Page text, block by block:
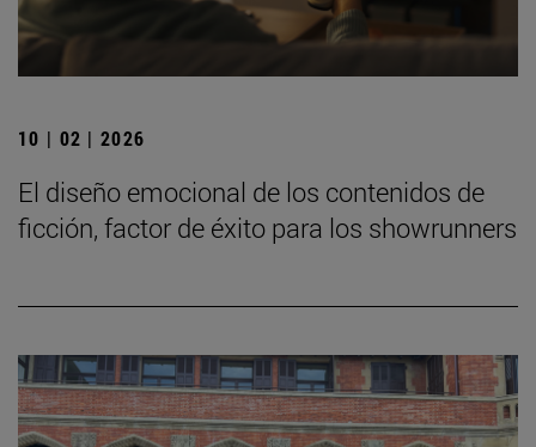
10 | 02 | 2026
El diseño emocional de los contenidos de
ficción, factor de éxito para los showrunners